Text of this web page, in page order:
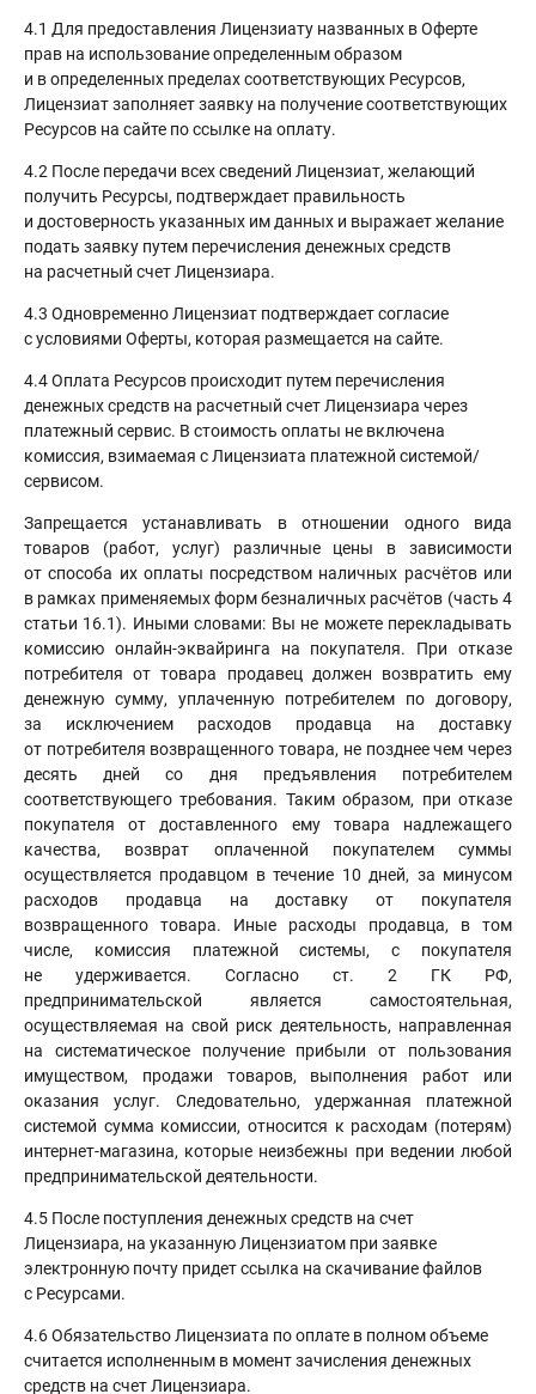
4.1 Для предоставления Лицензиату названных в Оферте
прав на использование определенным образом
и в определенных пределах соответствующих Ресурсов,
Лицензиат заполняет заявку на получение соответствующих
Ресурсов на сайте по ссылке на оплату.
4.2 После передачи всех сведений Лицензиат, желающий
получить Ресурсы, подтверждает правильность
и достоверность указанных им данных и выражает желание
подать заявку путем перечисления денежных средств
на расчетный счет Лицензиара.
4.3 Одновременно Лицензиат подтверждает согласие
с условиями Оферты, которая размещается на сайте.
4.4 Оплата Ресурсов происходит путем перечисления
денежных средств на расчетный счет Лицензиара через
платежный сервис. В стоимость оплаты не включена
комиссия, взимаемая с Лицензиата платежной системой/
сервисом.
Запрещается устанавливать в отношении одного вида
товаров (работ, услуг) различные цены в зависимости
от способа их оплаты посредством наличных расчётов или
в рамках применяемых форм безналичных расчётов (часть 4
статьи 16.1). Иными словами: Вы не можете перекладывать
комиссию онлайн-эквайринга на покупателя. При отказе
потребителя от товара продавец должен возвратить ему
денежную сумму, уплаченную потребителем по договору,
за исключением расходов продавца на доставку
от потребителя возвращенного товара, не позднее чем через
десять дней со дня предъявления потребителем
соответствующего требования. Таким образом, при отказе
покупателя от доставленного ему товара надлежащего
качества, возврат оплаченной покупателем суммы
осуществляется продавцом в течение 10 дней, за минусом
расходов продавца на доставку от покупателя
возвращенного товара. Иные расходы продавца, в том
числе, комиссия платежной системы, с покупателя
не удерживается. Согласно ст. 2 ГК РФ,
предпринимательской является самостоятельная,
осуществляемая на свой риск деятельность, направленная
на систематическое получение прибыли от пользования
имуществом, продажи товаров, выполнения работ или
оказания услуг. Следовательно, удержанная платежной
системой сумма комиссии, относится к расходам (потерям)
интернет-магазина, которые неизбежны при ведении любой
предпринимательской деятельности.
4.5 После поступления денежных средств на счет
Лицензиара, на указанную Лицензиатом при заявке
электронную почту придет ссылка на скачивание файлов
с Ресурсами.
4.6 Обязательство Лицензиата по оплате в полном объеме
считается исполненным в момент зачисления денежных
средств на счет Лицензиара.